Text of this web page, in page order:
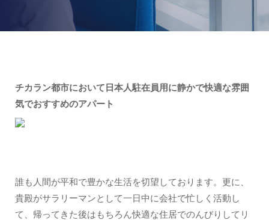
チカラン都市において日本人駐在員用に静かで快適な雰囲
気でおすすめのアパート
誰も人間が平和で豊かな生活を切望しております。更に、
貴殿がサラリーマンとして一日中に会社で忙しく活動し
て、帰ってきた後はもちろん快適な住居でのんびりしてリ